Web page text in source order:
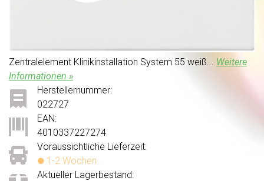
Zentralelement Klinikinstallation System 55 weiß... Weitere
Informationen »
Voraussichtliche Lieferzeit:
1-2 Wochen
Aktueller Lagerbestand:
Herstellernummer:
022727
EAN:
4010337227274